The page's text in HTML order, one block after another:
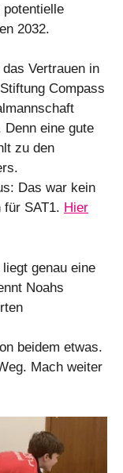
2032.
Vertrauen in
Compass
Denn eine gute
zu den
Das war kein
für SAT1. Hier
genau eine
Noahs
beidem etwas.
Mach weiter